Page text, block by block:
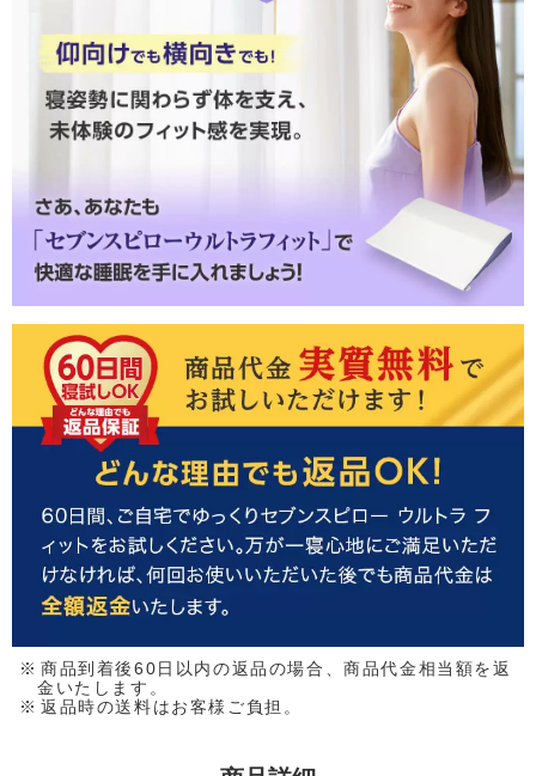
商品到着後60日以内の返品の場合、商品代金相当額を返
金いたします。
返品時の送料はお客様ご負担。